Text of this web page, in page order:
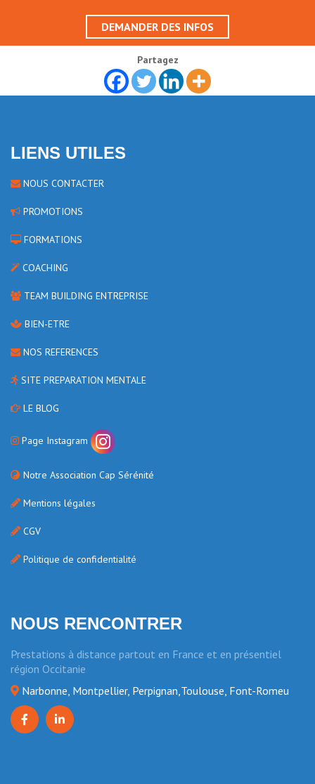
DEMANDER DES INFOS
Partagez
LIENS UTILES
NOUS CONTACTER
PROMOTIONS
FORMATIONS
COACHING
TEAM BUILDING ENTREPRISE
BIEN-ETRE
NOS REFERENCES
SITE PREPARATION MENTALE
LE BLOG
Page Instagram
Notre Association Cap Sérénité
Mentions légales
CGV
Politique de confidentialité
NOUS RENCONTRER
Prestations à distance partout en France et en présentiel
région Occitanie
Narbonne, Montpellier, Perpignan,Toulouse, Font-Romeu